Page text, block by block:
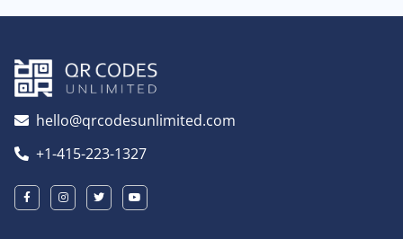
hello@qrcodesunlimited.com
+1-415-223-1327